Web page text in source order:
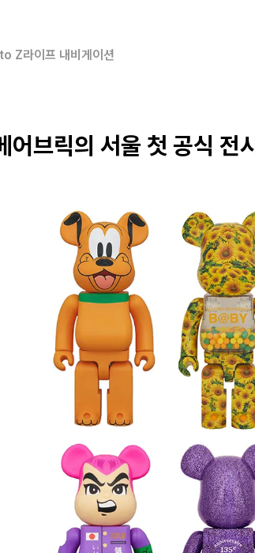
Z라이프 내비게이션
어브릭의 서울 첫 공식 전시